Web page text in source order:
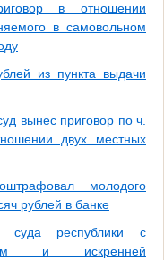
в отношении
в самовольном
из пункта выдачи
вынес приговор по ч.
двух местных
молодого
рублей в банке
суда республики с
и искренней